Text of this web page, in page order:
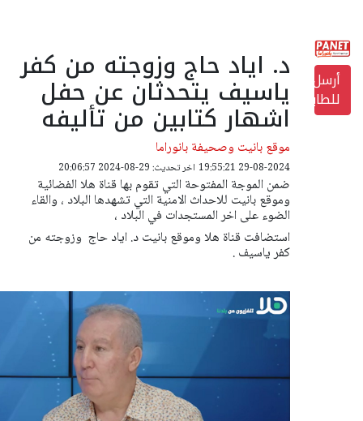
أرسل
للطابعة
د. اياد حاج وزوجته من كفر
ياسيف يتحدثان عن حفل
اشهار كتابين من تأليفه
موقع بانيت وصحيفة بانوراما
29-08-2024 19:55:21 اخر تحديث: 29-08-2024 20:06:57
ضمن الموجة المفتوحة التي تقوم بها قناة هلا الفضائية
وموقع بانيت للاحداث الامنية التي تشهدها البلاد ، والقاء
الضوء على اخر المستجدات في البلاد ،
استضافت قناة هلا وموقع بانيت د. اياد حاج وزوجته من
كفر ياسيف .